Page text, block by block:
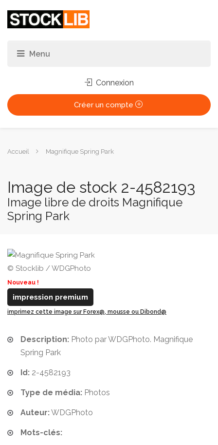
Connexion
Créer un compte
Vous
Accueil Magnifique Spring Park
Image de stock 2-4582193
Image libre de droits Magnifique
Spring Park
© Stocklib / WDGPhoto
Nouveau !
impression premium
imprimez cette image sur Forex@, mousse ou Dibond@
Description: Photo par WDGPhoto. Magnifique
Spring Park
Id: 2-4582193
Type de média: Photos
Auteur:WDGPhoto
Mots-clés: